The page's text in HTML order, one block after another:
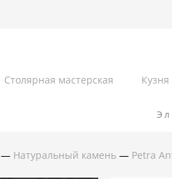
Столярная мастерская Кузня
— Натуральный камень — Petra